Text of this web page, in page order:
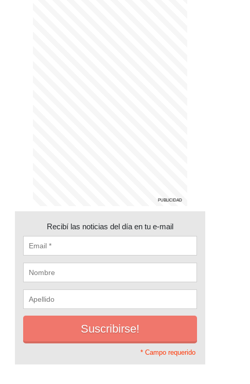
Recibí las noticias del día en tu e-mail
* Campo requerido